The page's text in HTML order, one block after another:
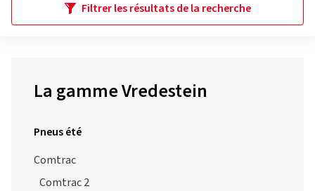
Filtrer les résultats de la recherche
La gamme Vredestein
Pneus été
Comtrac
Comtrac 2